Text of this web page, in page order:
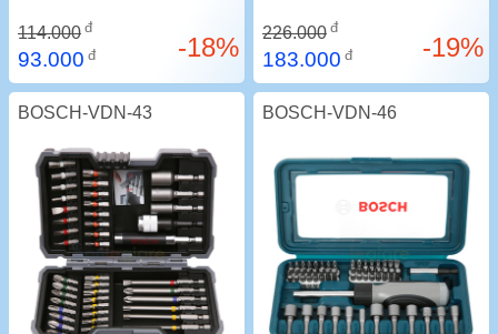
114.000 đ
93.000 đ -18% 226.000 đ
183.000 đ -19%
BOSCH-VDN-43 BOSCH-VDN-46